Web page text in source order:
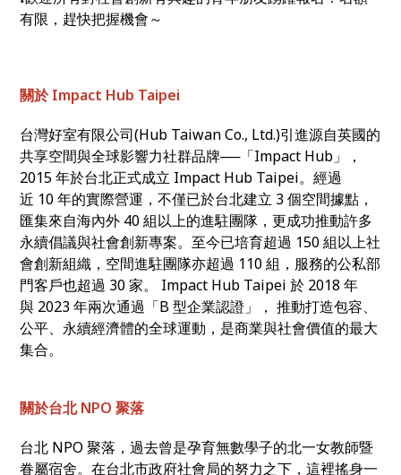
有限，趕快把握機會～
關於 Impact Hub Taipei
台灣好室有限公司(Hub Taiwan Co., Ltd.)引進源自英國的
共享空間與全球影響力社群品牌──「Impact Hub」，
2015 年於台北正式成立 Impact Hub Taipei。經過
近 10 年的實際營運，不僅已於台北建立 3 個空間據點，
匯集來自海內外 40 組以上的進駐團隊，更成功推動許多
永續倡議與社會創新專案。至今已培育超過 150 組以上社
會創新組織，空間進駐團隊亦超過 110 組，服務的公私部
門客戶也超過 30 家。 Impact Hub Taipei 於 2018 年
與 2023 年兩次通過「B 型企業認證」， 推動打造包容、
公平、永續經濟體的全球運動，是商業與社會價值的最大
集合。
關於台北 NPO 聚落
台北 NPO 聚落，過去曾是孕育無數學子的北一女教師暨
眷屬宿舍。在台北市政府社會局的努力之下，這裡搖身一